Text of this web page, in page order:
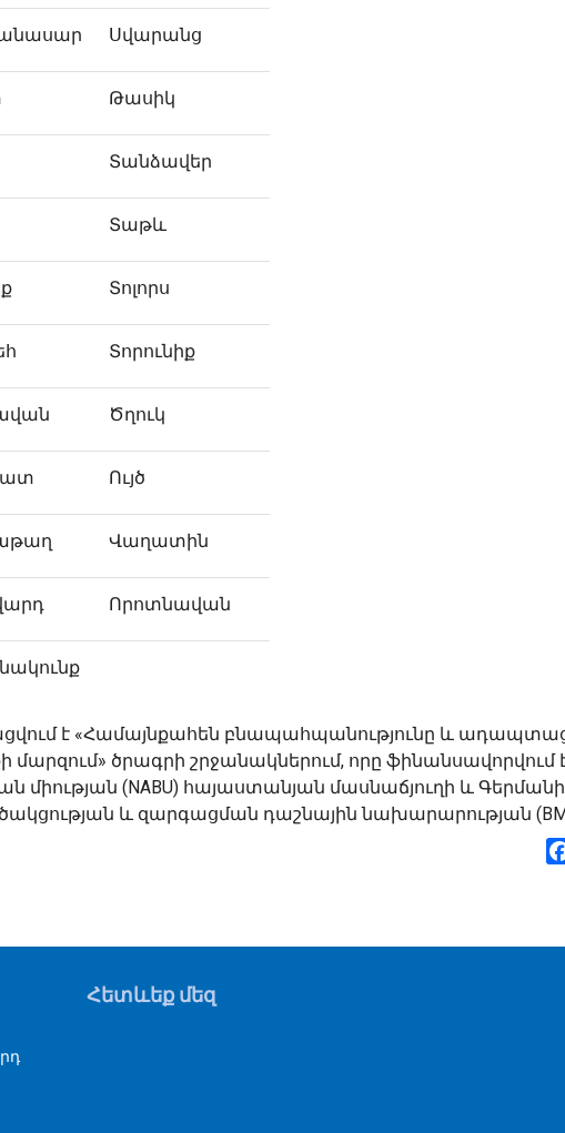
Սվարանց
Թասիկ
Տանձավեր
Տաթև
Տոլորս
Տորունիք
Ծղուկ
Ույծ
Վաղատին
Որոտնավան
է «Համայնքահեն բնապահպանությունը և
մարզում» ծրագրի շրջանակներում, որը ֆինանսավորվում
միության (NABU) հայաստանյան մասնաճյուղի և
և զարգացման դաշնային նախարարության
Հետևեք մեզ